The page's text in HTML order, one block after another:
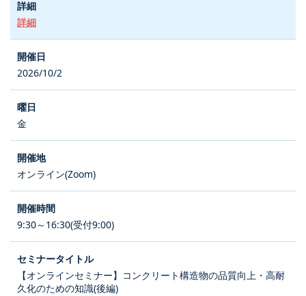
詳細
2026/10/2
金
オンライン(Zoom)
9:30～16:30(受付9:00)
【オンラインセミナー】コンクリート構造物の品質向上・高耐
久化のための知識(後編)